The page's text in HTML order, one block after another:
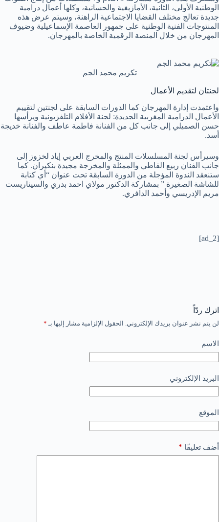
الوطنية الأولى، الثانية، الأمازيغية والحسانية، وكلها أعمال درامية
جديدة تعالج مختلف القضايا الاجتماعية الراهنة، وسيتم عرض هذه
المنتوجات الفنية الوطنية على جمهور العاصمة الإسماعيلية وضيوف
المهرجان من خلال المنصة الرقمية الخاصة بالمهرجان.
تكريم محمد الجم
لجنتان لتقديم الأعمال
واعتمدت إدارة المهرجان كما الدورات السابقة على لجنتين لتقييم
الأعمال الدرامية المغربية الجديدة: لجنة الأفلام التلفزيونية ويرأسها
حسن الصميلي إلى جانب كل من الفنانة فاطمة عاطف والفنانة خديجة
أسد.
وسيرأس لجنة المسلسلات المنتج والمخرج العربي إياد لخزوز إلى
جانب الفنان ربيع القاطي والممثلة والمخرجة مجيدة بنكيران. كما
ستنعقد الندوة المؤجلة من الدورة السابقة تحت عنوان “أي كتابة
للشاشة الصغيرة ” بمشاركة الدكتور مولاي احمد بدري والسيناريست
مريم الإدريسي وأحمد الدافري.
[ad_2]
اترك ردّاً
لن يتم نشر عنوان بريدك الإلكتروني. الحقول الإلزامية مشار إليها بـ *
الاسم
البريد الإلكتروني
الموقع
أضف تعليقًا *